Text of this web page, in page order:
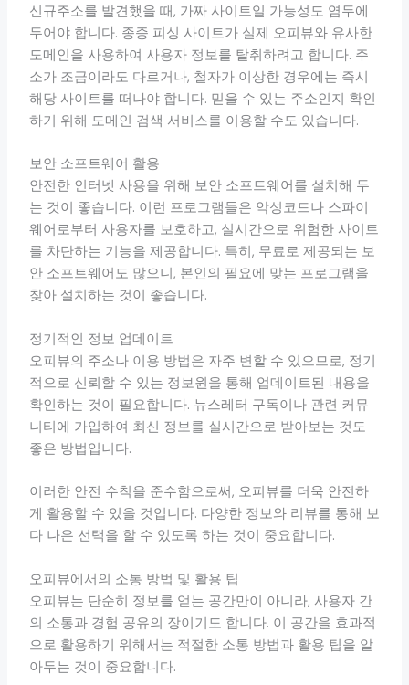
신규주소를 발견했을 때, 가짜 사이트일 가능성도 염두에
두어야 합니다. 종종 피싱 사이트가 실제 오피뷰와 유사한
도메인을 사용하여 사용자 정보를 탈취하려고 합니다. 주
소가 조금이라도 다르거나, 철자가 이상한 경우에는 즉시
해당 사이트를 떠나야 합니다. 믿을 수 있는 주소인지 확인
하기 위해 도메인 검색 서비스를 이용할 수도 있습니다.
보안 소프트웨어 활용
안전한 인터넷 사용을 위해 보안 소프트웨어를 설치해 두
는 것이 좋습니다. 이런 프로그램들은 악성코드나 스파이
웨어로부터 사용자를 보호하고, 실시간으로 위험한 사이트
를 차단하는 기능을 제공합니다. 특히, 무료로 제공되는 보
안 소프트웨어도 많으니, 본인의 필요에 맞는 프로그램을
찾아 설치하는 것이 좋습니다.
정기적인 정보 업데이트
오피뷰의 주소나 이용 방법은 자주 변할 수 있으므로, 정기
적으로 신뢰할 수 있는 정보원을 통해 업데이트된 내용을
확인하는 것이 필요합니다. 뉴스레터 구독이나 관련 커뮤
니티에 가입하여 최신 정보를 실시간으로 받아보는 것도
좋은 방법입니다.
이러한 안전 수칙을 준수함으로써, 오피뷰를 더욱 안전하
게 활용할 수 있을 것입니다. 다양한 정보와 리뷰를 통해 보
다 나은 선택을 할 수 있도록 하는 것이 중요합니다.
오피뷰에서의 소통 방법 및 활용 팁
오피뷰는 단순히 정보를 얻는 공간만이 아니라, 사용자 간
의 소통과 경험 공유의 장이기도 합니다. 이 공간을 효과적
으로 활용하기 위해서는 적절한 소통 방법과 활용 팁을 알
아두는 것이 중요합니다.